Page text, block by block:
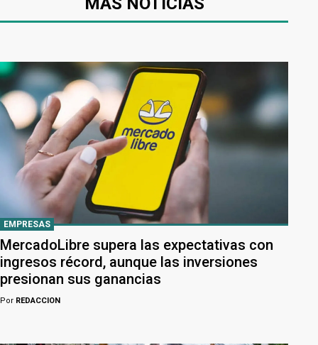
EMPRESAS
MercadoLibre supera las expectativas con
ingresos récord, aunque las inversiones
presionan sus ganancias
Por REDACCION